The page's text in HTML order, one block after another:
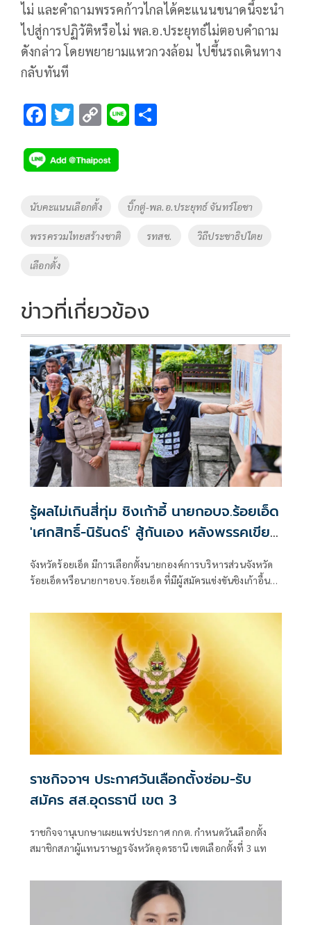
ไม่ และคำถามพรรคก้าวไกลได้คะแนนขนาดนี้จะนำ
ไปสู่การปฏิวัติหรือไม่ พล.อ.ประยุทธ์ไม่ตอบคำถาม
ดังกล่าว โดยพยายามแหวกวงล้อม ไปขึ้นรถเดินทาง
กลับทันที
F
e
b
o
k
T
tt
er
C
p
y
Li
n
k
Li
Tags
นับคะแนนเลือกตั้ง บิ๊กตู่-พล.อ.ประยุทธ์ จันทร์โอชา
พรรครวมไทยสร้างชาติ รทสช. วิถีประชาธิปไตย
เลือกตั้ง
ข่าวที่เกี่ยวข้อง
รู้ผลไม่เกินสี่ทุ่ม ชิงเก้าอี้ นายกอบจ.ร้อยเอ็ด
'เศกสิทธิ์-นิรันดร์' สู้กันเอง หลังพรรคเขียว
จังหวัดร้อยเอ็ด มีการเลือกตั้งนายกองค์การบริหารส่วนจังหวัด
ร้อยเอ็ดหรือนายกฯอบจ.ร้อยเอ็ด ที่มีผู้สมัครแข่งขันชิงเก้าอี้นา
ราชกิจจาฯ ประกาศวันเลือกตั้งซ่อม-รับ
สมัคร สส.อุดรธานี เขต 3
ราชกิจจานุเบกษาเผยแพร่ประกาศ กกต. กำหนดวันเลือกตั้ง
สมาชิกสภาผู้แทนราษฎรจังหวัดอุดรธานี เขตเลือกตั้งที่ 3 แท